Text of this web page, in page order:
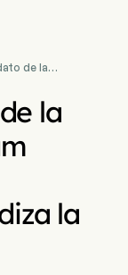
de la
brechala
la